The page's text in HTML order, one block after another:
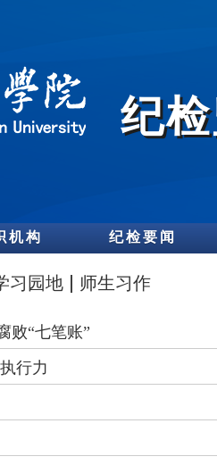
纪
机构 纪检要闻
习园地 师生习作
败“七笔账”
行力